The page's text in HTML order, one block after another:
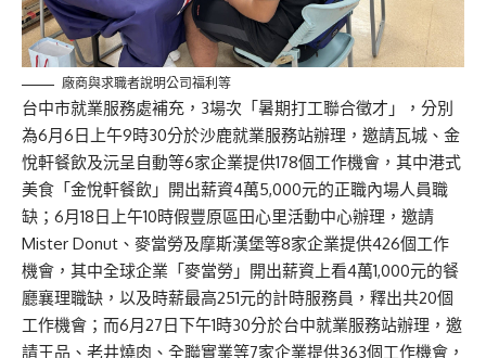
廠商與求職者說明公司福利等
台中市就業服務處補充，3場次「暑期打工聯合徵才」，分別
為6月6日上午9時30分於沙鹿就業服務站辦理，邀請瓦城、金
悅軒餐飲及沅呈自動等6家企業提供178個工作機會，其中港式
美食「金悅軒餐飲」開出薪資4萬5,000元的正職內場人員職
缺；6月18日上午10時假豐原區田心里活動中心辦理，邀請
Mister Donut、麥當勞及摩斯漢堡等8家企業提供426個工作
機會，其中全球企業「麥當勞」開出薪資上看4萬1,000元的餐
廳襄理職缺，以及時薪最高251元的計時服務員，釋出共20個
工作機會；而6月27日下午1時30分於台中就業服務站辦理，邀
請王品、老井燒肉、全聯實業等7家企業提供363個工作機會，